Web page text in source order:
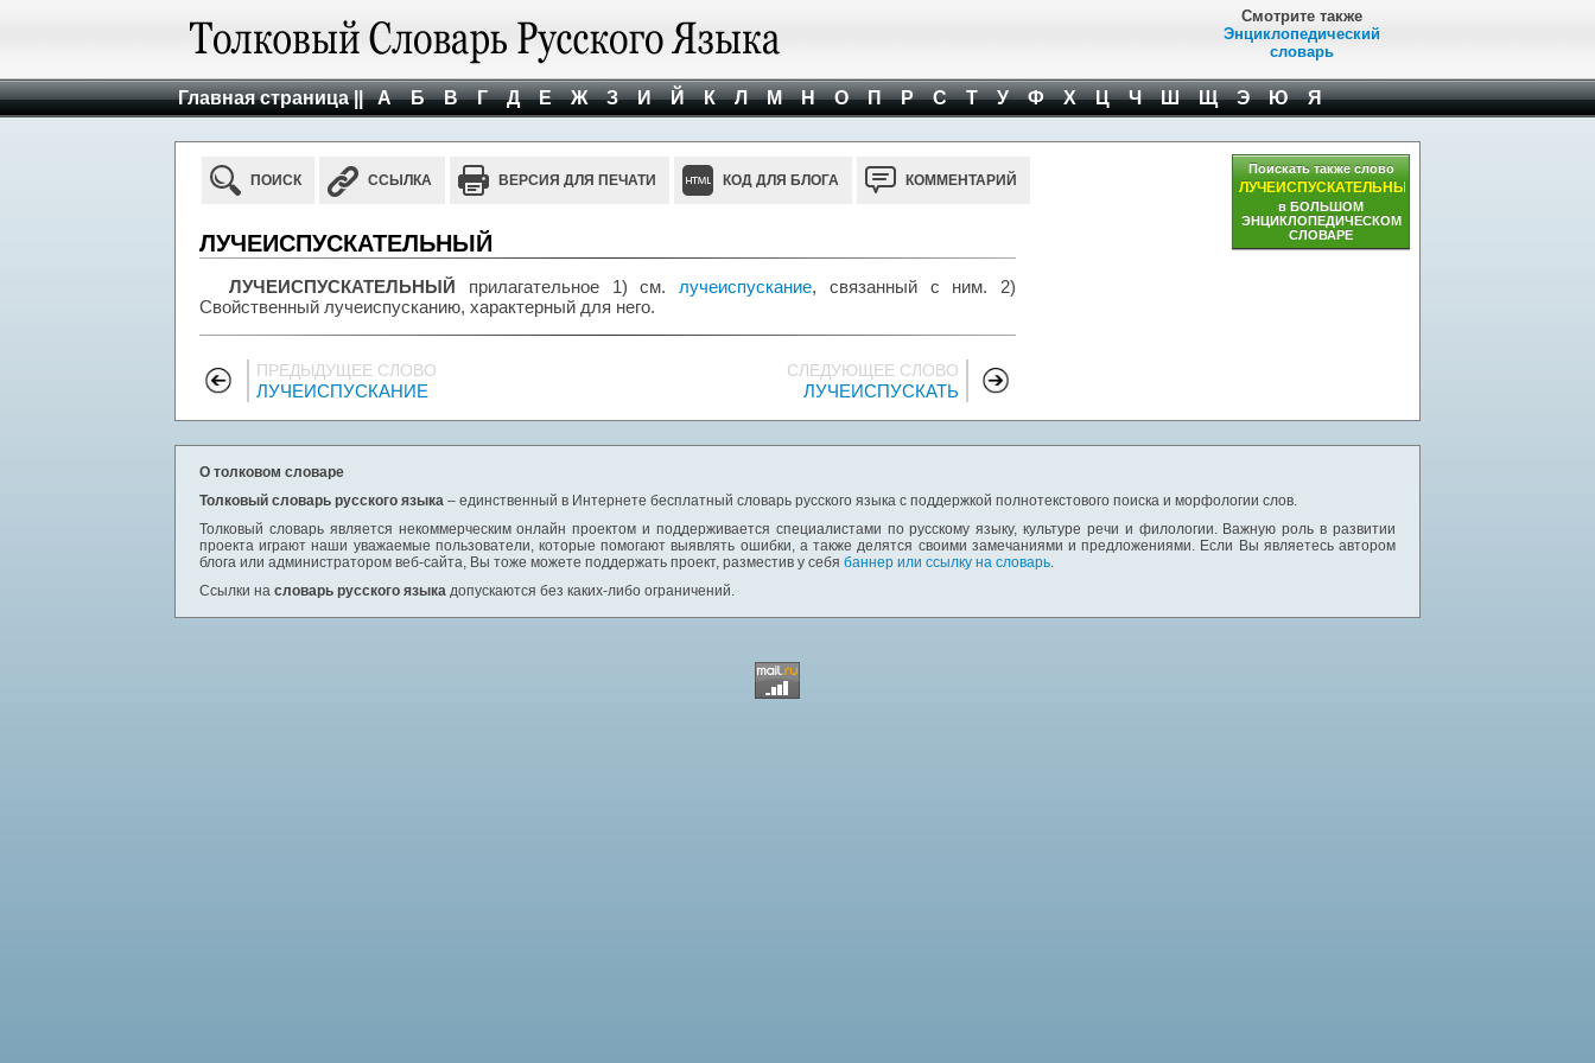
Смотрите также
Энциклопедический
словарь
Главная страница || А Б В Г Д Е Ж З И Й К Л М Н О П Р С Т У Ф Х Ц Ч Ш Щ Э Ю Я
ПОИСК ССЫЛКА ВЕРСИЯ ДЛЯ ПЕЧАТИ КОД ДЛЯ БЛОГА КОММЕНТАРИЙ
ЛУЧЕИСПУСКАТЕЛЬНЫЙ
ЛУЧЕИСПУСКАТЕЛЬНЫЙ прилагательное 1) см. лучеиспускание, связанный с ним. 2)
Свойственный лучеиспусканию, характерный для него.
ПРЕДЫДУЩЕЕ СЛОВО
ЛУЧЕИСПУСКАНИЕ
СЛЕДУЮЩЕЕ СЛОВО
ЛУЧЕИСПУСКАТЬ
Поискать также слово
ЛУЧЕИСПУСКАТЕЛЬНЫЙ
в БОЛЬШОМ
ЭНЦИКЛОПЕДИЧЕСКОМ
СЛОВАРЕ
О толковом словаре
Толковый словарь русского языка – единственный в Интернете бесплатный словарь русского языка с поддержкой полнотекстового поиска и морфологии слов.
Толковый словарь является некоммерческим онлайн проектом и поддерживается специалистами по русскому языку, культуре речи и филологии. Важную роль в развитии
проекта играют наши уважаемые пользователи, которые помогают выявлять ошибки, а также делятся своими замечаниями и предложениями. Если Вы являетесь автором
блога или администратором веб-сайта, Вы тоже можете поддержать проект, разместив у себя баннер или ссылку на словарь.
Ссылки на словарь русского языка допускаются без каких-либо ограничений.